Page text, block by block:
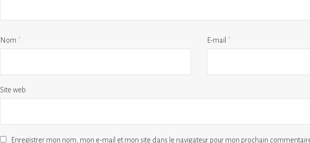
Nom * E-mail *
Site web
Enregistrer mon nom, mon e-mail et mon site dans le navigateur pour mon prochain